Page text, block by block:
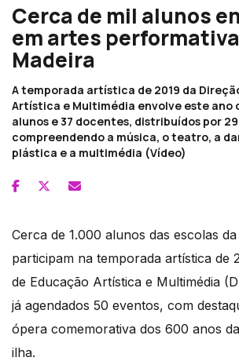
Cerca de mil alunos
em artes
Madeira
A temporada artística de 2019 da
Artística e Multimédia envolve este ano
alunos e 37 docentes, distribuídos por
compreendendo a música, o teatro, a
plástica e a multimédia (Vídeo)
Cerca de 1.000 alunos das escolas
participam na temporada artística de
de Educação Artística e Multimédia
já agendados 50 eventos, com
ópera comemorativa dos 600 anos
ilha.